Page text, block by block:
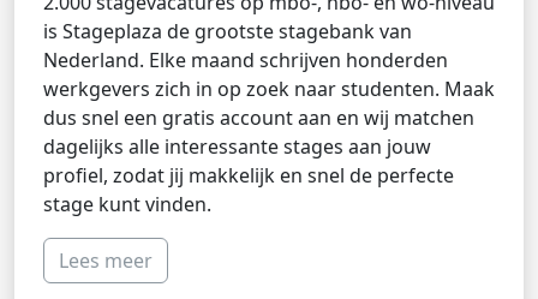
is Stageplaza de grootste stagebank van
Nederland. Elke maand schrijven honderden
werkgevers zich in op zoek naar studenten. Maak
dus snel een gratis account aan en wij matchen
dagelijks alle interessante stages aan jouw
profiel, zodat jij makkelijk en snel de perfecte
stage kunt vinden.
Lees meer